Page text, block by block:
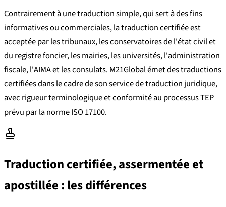
Contrairement à une traduction simple, qui sert à des fins
informatives ou commerciales, la traduction certifiée est
acceptée par les tribunaux, les conservatoires de l'état civil et
du registre foncier, les mairies, les universités, l'administration
fiscale, l'AIMA et les consulats. M21Global émet des traductions
certifiées dans le cadre de sonservice de traduction juridique,
avec rigueur terminologique et conformité au processus TEP
prévu par la norme ISO 17100.
Traduction certifiée, assermentée et
apostillée : les différences